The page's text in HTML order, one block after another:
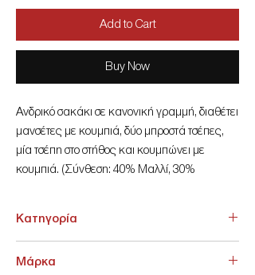
Add to Cart
Buy Now
Ανδρικό σακάκι σε κανονική γραμμή, διαθέτει
μανσέτες με κουμπιά, δύο μπροστά τσέπες,
μία τσέπη στο στήθος και κουμπώνει με
κουμπιά. (Σύνθεση: 40% Μαλλί, 30%
Υλικό: ΒΙΣΚΟΖ, ΜΑΛΛΙ, ΣΥΝΘΕΤΙΚΟ
W23LU090190936-28
Κατηγορία
Μάρκα